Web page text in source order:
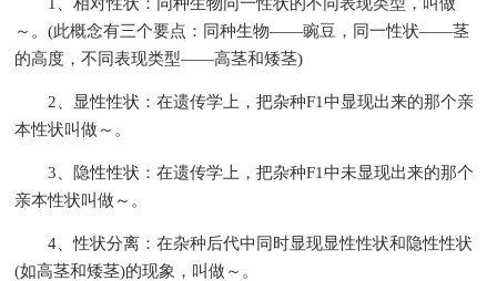
～。(此概念有三个要点：同种生物——豌豆，同一性状——茎
的高度，不同表现类型——高茎和矮茎)
2、显性性状：在遗传学上，把杂种F1中显现出来的那个亲
本性状叫做～。
3、隐性性状：在遗传学上，把杂种F1中未显现出来的那个
亲本性状叫做～。
4、性状分离：在杂种后代中同时显现显性性状和隐性性状
(如高茎和矮茎)的现象，叫做～。